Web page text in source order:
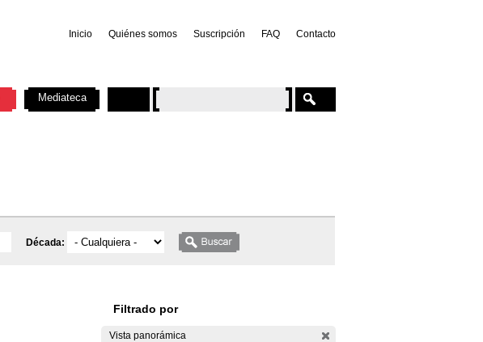
Inicio Quiénes somos Suscripción FAQ Contacto
Década:
Filtrado por
Vista panorámica
Mediateca